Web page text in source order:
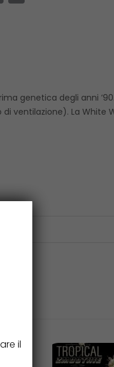
genetica degli anni
ventilazione). La White
il